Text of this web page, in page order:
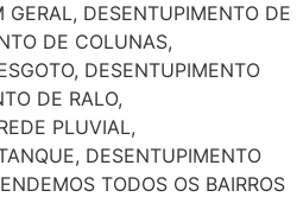
GERAL, DESENTUPIMENTO DE
DE COLUNAS,
DESENTUPIMENTO
DE RALO,
PLUVIAL,
DESENTUPIMENTO
TODOS OS BAIRROS